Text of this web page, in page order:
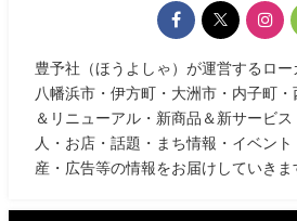
豊予社（ほうよしゃ）が運営するロー
八幡浜市・伊方町・大洲市・内子町
＆リニューアル・新商品＆新サービス
人・お店・話題・まち情報・イベン
産・広告等の情報をお届けしていきま